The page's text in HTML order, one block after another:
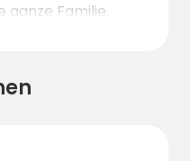
Familie.
auch einen Kiosk,
zu frischem
beliebt,